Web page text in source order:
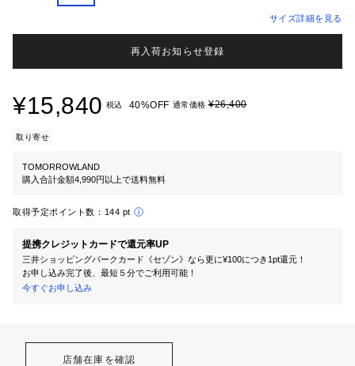
サイズ詳細を見る
再入荷お知らせ登録
¥15,840 税込 40%OFF 通常価格 ¥26,400
取り寄せ
TOMORROWLAND
購入合計金額4,990円以上で送料無料
取得予定ポイント数： 144 pt
提携クレジットカードで還元率UP
三井ショッピングパークカード《セゾン》なら更に¥100につき1pt還元！
お申し込み完了後、最短５分でご利用可能！
今すぐお申し込み
店舗在庫を確認